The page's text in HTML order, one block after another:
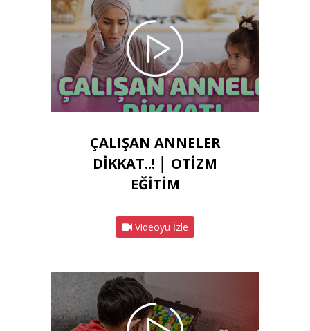
ÇALIŞAN ANNELER
DİKKAT..! │ OTİZM
EĞİTİM
Videoyu İzle